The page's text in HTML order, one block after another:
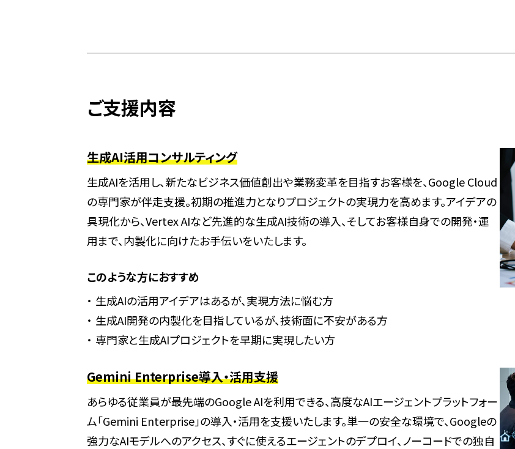
ご支援内容
生成AI活用コンサルティング
生成AIを活用し、新たなビジネス価値創出や業務変革を目指すお客様を、Google Cloud
の専門家が伴走支援。初期の推進力となりプロジェクトの実現力を高めます。アイデアの
具現化から、Vertex AIなど先進的な生成AI技術の導入、そしてお客様自身での開発・運
用まで、内製化に向けたお手伝いをいたします。
このような方におすすめ
生成AIの活用アイデアはあるが、実現方法に悩む方
生成AI開発の内製化を目指しているが、技術面に不安がある方
専門家と生成AIプロジェクトを早期に実現したい方
Gemini Enterprise導入・活用支援
あらゆる従業員が最先端のGoogle AIを利用できる、高度なAIエージェントプラットフォー
ム「Gemini Enterprise」の導入・活用を支援いたします。単一の安全な環境で、Googleの
強力なAIモデルへのアクセス、すぐに使えるエージェントのデプロイ、ノーコードでの独自